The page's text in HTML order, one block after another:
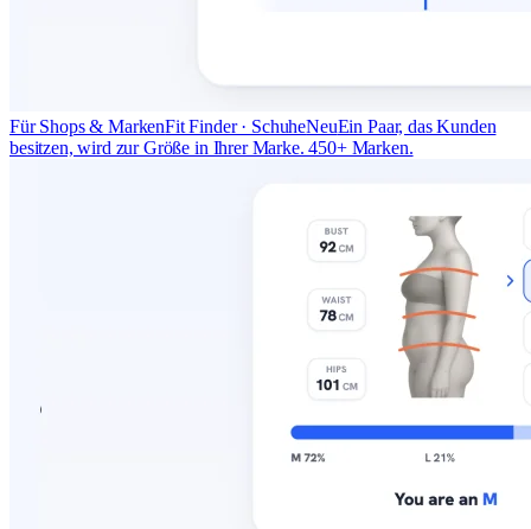
Für Shops & MarkenFit Finder · SchuheNeuEin Paar, das Kunden
besitzen, wird zur Größe in Ihrer Marke. 450+ Marken.